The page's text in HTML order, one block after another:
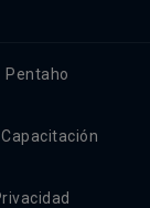
Pentaho
Capacitación